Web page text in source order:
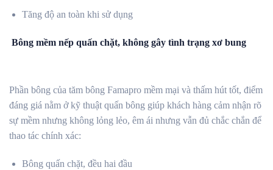
Tăng độ an toàn khi sử dụng
Bông mềm nếp quấn chặt, không gây tình trạng xơ bung
Phần bông của tăm bông Famapro mềm mại và thấm hút tốt, điểm
đáng giá nằm ở kỹ thuật quấn bông giúp khách hàng cảm nhận rõ
sự mềm nhưng không lỏng lẻo, êm ái nhưng vẫn đủ chắc chắn để
thao tác chính xác:
Bông quấn chặt, đều hai đầu